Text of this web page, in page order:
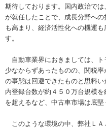
期待しております。国内政治で
が就任したことで、成長分野へ
も高まり、経済活性化への機運
す。
自動車業界におきましては、ト
少なからずあったものの、関税
の事態は回避できたものと思料
内登録台数が約４５０万台規模
を超えるなど、中古車市場は底堅
このような環境の中、弊社ＬＡ